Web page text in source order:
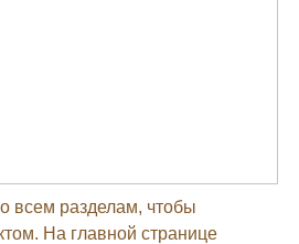
всем разделам, чтобы
На главной странице